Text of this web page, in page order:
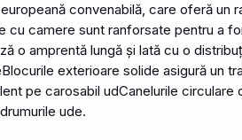
convenabilă, care oferă
camere sunt ranforsate pentru a
o amprentă lungă și lată cu o
exterioare solide asigură un
pe carosabil udCanelurile
ude.